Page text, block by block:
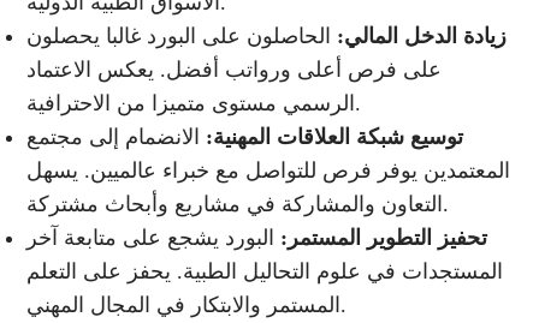
زيادة الدخل المالي: الحاصلون على البورد غالبا يحصلون
على فرص أعلى ورواتب أفضل. يعكس الاعتماد
الرسمي مستوى متميزا من الاحترافية.
توسيع شبكة العلاقات المهنية: الانضمام إلى مجتمع
المعتمدين يوفر فرص للتواصل مع خبراء عالميين. يسهل
التعاون والمشاركة في مشاريع وأبحاث مشتركة.
تحفيز التطوير المستمر: البورد يشجع على متابعة آخر
المستجدات في علوم التحاليل الطبية. يحفز على التعلم
المستمر والابتكار في المجال المهني.